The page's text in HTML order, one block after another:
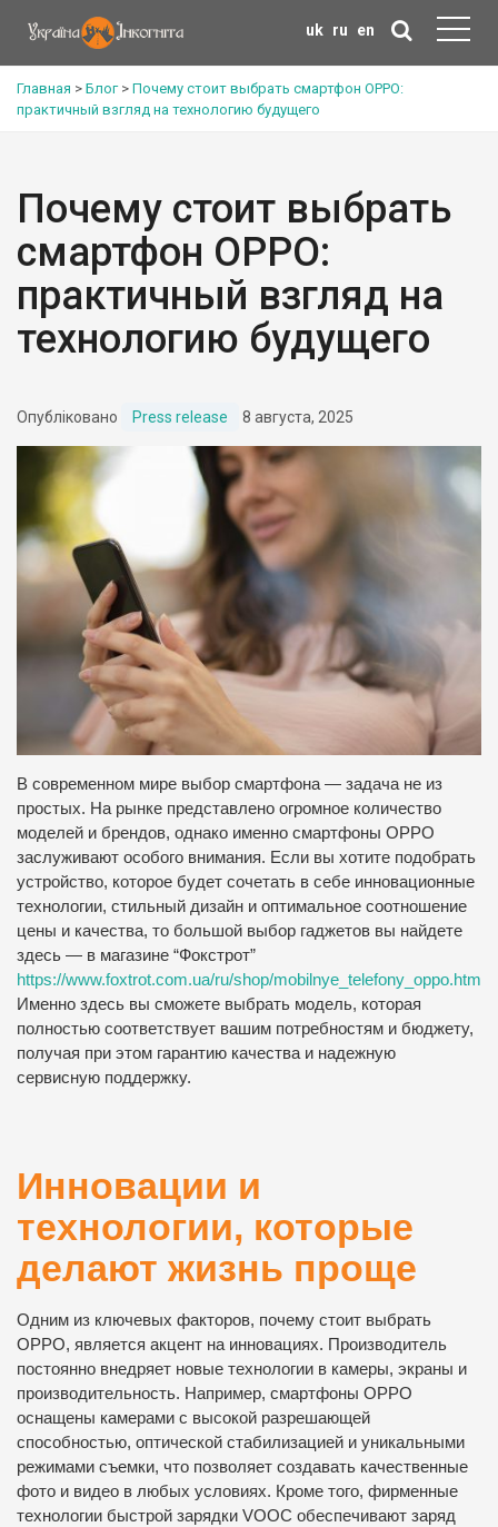
uk ru en
Главная > Блог> Почему стоит выбрать смартфон OPPO:
практичный взгляд на технологию будущего
Почему стоит выбрать
смартфон OPPO:
практичный взгляд на
технологию будущего
Опубліковано Press release 8 августа, 2025
В современном мире выбор смартфона — задача не из
простых. На рынке представлено огромное количество
моделей и брендов, однако именно смартфоны OPPO
заслуживают особого внимания. Если вы хотите подобрать
устройство, которое будет сочетать в себе инновационные
технологии, стильный дизайн и оптимальное соотношение
цены и качества, то большой выбор гаджетов вы найдете
здесь — в магазине “Фокстрот”
https://www.foxtrot.com.ua/ru/shop/mobilnye_telefony_oppo.html
Именно здесь вы сможете выбрать модель, которая
полностью соответствует вашим потребностям и бюджету,
получая при этом гарантию качества и надежную
сервисную поддержку.
Инновации и
технологии, которые
делают жизнь проще
Одним из ключевых факторов, почему стоит выбрать
OPPO, является акцент на инновациях. Производитель
постоянно внедряет новые технологии в камеры, экраны и
производительность. Например, смартфоны OPPO
оснащены камерами с высокой разрешающей
способностью, оптической стабилизацией и уникальными
режимами съемки, что позволяет создавать качественные
фото и видео в любых условиях. Кроме того, фирменные
технологии быстрой зарядки VOOC обеспечивают заряд